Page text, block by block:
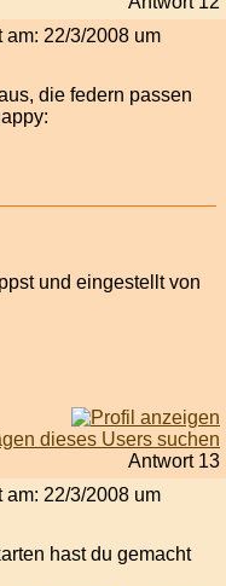
22/3/2008 um
die federn passen
und eingestellt von
Antwort 13
22/3/2008 um
hast du gemacht